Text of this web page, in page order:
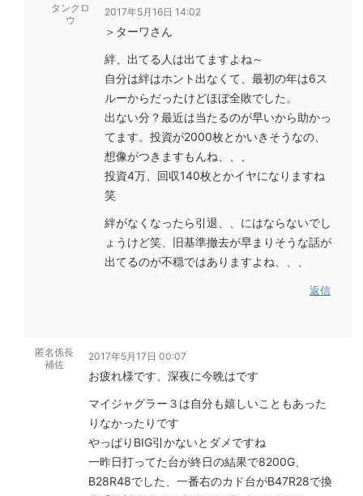
タンクロ
ウ
2017年5月16日 14:02
＞ターワさん
絆、出てる人は出てますよね～
自分は絆はホント出なくて、最初の年は6ス
ルーからだったけどほぼ全敗でした。
出ない分？最近は当たるのが早いから助かっ
てます。投資が2000枚とかいきそうなの、
想像がつきますもんね、、、
投資4万、回収140枚とかイヤになりますね
笑
絆がなくなったら引退、、にはならないでし
ょうけど笑、旧基準撤去が早まりそうな話が
出てるのが不穏ではありますよね、、、
返信
匿名係長
補佐
2017年5月17日 00:07
お疲れ様です、深夜に今晩はです
マイジャグラー３は自分も嬉しいこともあった
りなかったりです
やっぱりBIG引かないとダメですね
一昨日打ってた台が終日の結果で8200G、
B28R48でした、一番右のカド台がB47R28で換